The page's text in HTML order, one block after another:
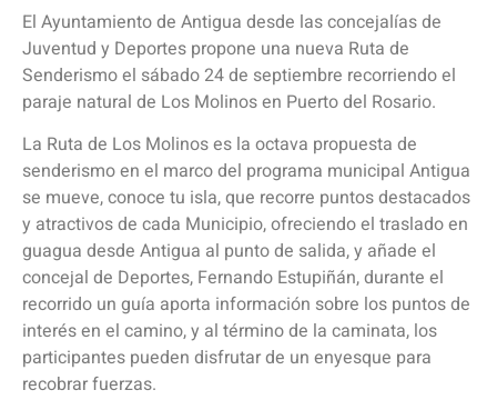
El Ayuntamiento de Antigua desde las concejalías de
Juventud y Deportes propone una nueva Ruta de
Senderismo el sábado 24 de septiembre recorriendo el
paraje natural de Los Molinos en Puerto del Rosario.
La Ruta de Los Molinos es la octava propuesta de
senderismo en el marco del programa municipal Antigua
se mueve, conoce tu isla, que recorre puntos destacados
y atractivos de cada Municipio, ofreciendo el traslado en
guagua desde Antigua al punto de salida, y añade el
concejal de Deportes, Fernando Estupiñán, durante el
recorrido un guía aporta información sobre los puntos de
interés en el camino, y al término de la caminata, los
participantes pueden disfrutar de un enyesque para
recobrar fuerzas.